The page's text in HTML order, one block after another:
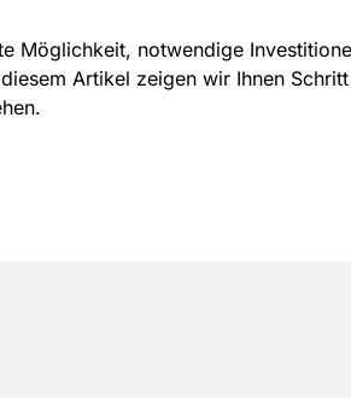
Möglichkeit, notwendige
Artikel zeigen wir Ihnen